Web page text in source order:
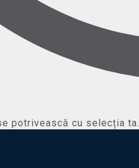
potrivească cu selecția ta.